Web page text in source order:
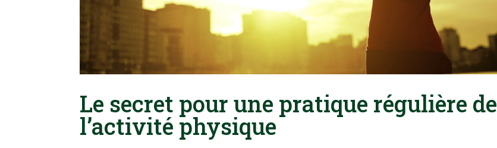
Le secret pour une pratique régulière de
l’activité physique